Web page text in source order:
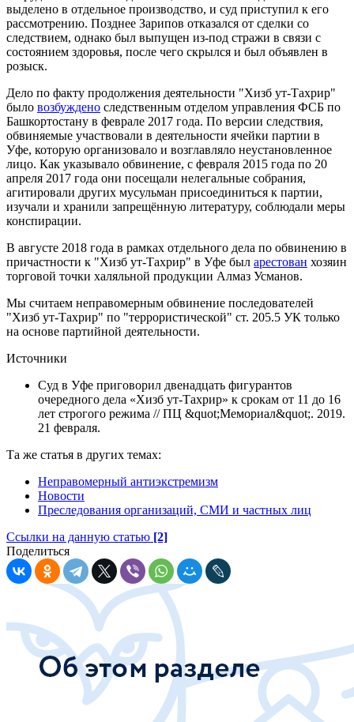
выделено в отдельное производство, и суд приступил к его
рассмотрению. Позднее Зарипов отказался от сделки со
следствием, однако был выпущен из-под стражи в связи с
состоянием здоровья, после чего скрылся и был объявлен в
розыск.
Дело по факту продолжения деятельности "Хизб ут-Тахрир"
было возбуждено следственным отделом управления ФСБ по
Башкортостану в феврале 2017 года. По версии следствия,
обвиняемые участвовали в деятельности ячейки партии в
Уфе, которую организовало и возглавляло неустановленное
лицо. Как указывало обвинение, с февраля 2015 года по 20
апреля 2017 года они посещали нелегальные собрания,
агитировали других мусульман присоединиться к партии,
изучали и хранили запрещённую литературу, соблюдали меры
конспирации.
В августе 2018 года в рамках отдельного дела по обвинению в
причастности к "Хизб ут-Тахрир" в Уфе был арестован хозяин
торговой точки халяльной продукции Алмаз Усманов.
Мы считаем неправомерным обвинение последователей
"Хизб ут-Тахрир" по "террористической" ст. 205.5 УК только
на основе партийной деятельности.
Источники
Суд в Уфе приговорил двенадцать фигурантов
очередного дела «Хизб ут-Тахрир» к срокам от 11 до 16
лет строгого режима // ПЦ &quot;Мемориал&quot;. 2019.
21 февраля.
Та же статья в других темах:
Неправомерный антиэкстремизм
Новости
Преследования организаций, СМИ и частных лиц
Ссылки на данную статью [2]
Поделиться